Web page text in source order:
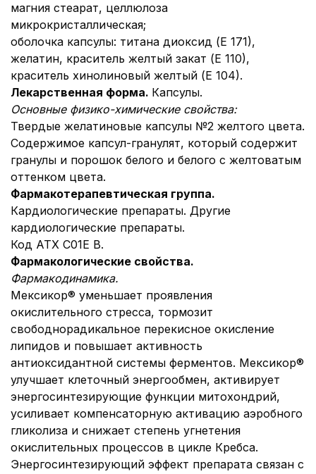
магния стеарат, целлюлоза
микрокристаллическая;
оболочка капсулы: титана диоксид (Е 171),
желатин, краситель желтый закат (Е 110),
краситель хинолиновый желтый (Е 104).
Лекарственная форма. Капсулы.
Основные физико-химические свойства:
Твердые желатиновые капсулы №2 желтого цвета.
Содержимое капсул-гранулят, который содержит
гранулы и порошок белого и белого с желтоватым
оттенком цвета.
Фармакотерапевтическая группа.
Кардиологические препараты. Другие
кардиологические препараты.
Код АТХ С01Е В.
Фармакологические свойства.
Фармакодинамика.
Мексикор® уменьшает проявления
окислительного стресса, тормозит
свободнорадикальное перекисное окисление
липидов и повышает активность
антиоксидантной системы ферментов. Мексикор®
улучшает клеточный энергообмен, активирует
энергосинтезирующие функции митохондрий,
усиливает компенсаторную активацию аэробного
гликолиза и снижает степень угнетения
окислительных процессов в цикле Кребса.
Энергосинтезирующий эффект препарата связан с